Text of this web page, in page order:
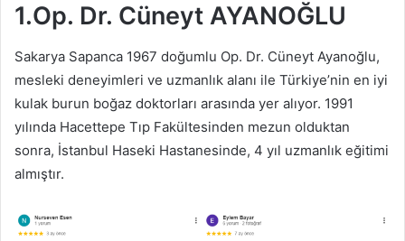
1.Op. Dr. Cüneyt AYANOĞLU
Sakarya Sapanca 1967 doğumlu Op. Dr. Cüneyt Ayanoğlu,
mesleki deneyimleri ve uzmanlık alanı ile Türkiye’nin en iyi
kulak burun boğaz doktorları arasında yer alıyor. 1991
yılında Hacettepe Tıp Fakültesinden mezun olduktan
sonra, İstanbul Haseki Hastanesinde, 4 yıl uzmanlık eğitimi
almıştır.